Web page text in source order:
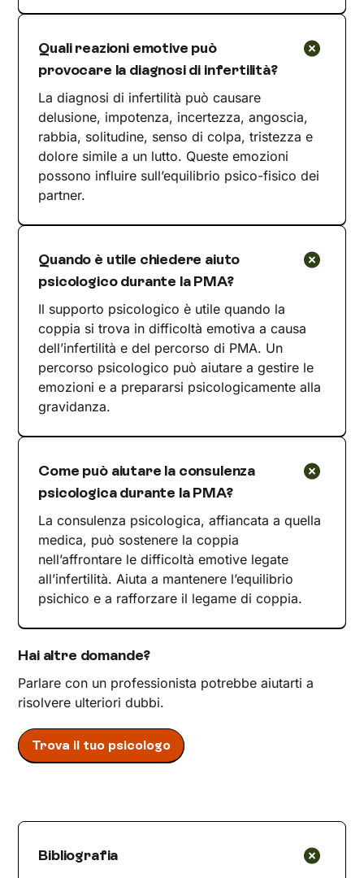
Quali reazioni emotive può
provocare la diagnosi di infertilità?
La diagnosi di infertilità può causare
delusione, impotenza, incertezza, angoscia,
rabbia, solitudine, senso di colpa, tristezza e
dolore simile a un lutto. Queste emozioni
possono influire sull’equilibrio psico-fisico dei
partner.
Quando è utile chiedere aiuto
psicologico durante la PMA?
Il supporto psicologico è utile quando la
coppia si trova in difficoltà emotiva a causa
dell’infertilità e del percorso di PMA. Un
percorso psicologico può aiutare a gestire le
emozioni e a prepararsi psicologicamente alla
gravidanza.
Come può aiutare la consulenza
psicologica durante la PMA?
La consulenza psicologica, affiancata a quella
medica, può sostenere la coppia
nell’affrontare le difficoltà emotive legate
all’infertilità. Aiuta a mantenere l’equilibrio
psichico e a rafforzare il legame di coppia.
Hai altre domande?
Parlare con un professionista potrebbe aiutarti a
risolvere ulteriori dubbi.
Trova il tuo psicologo
Bibliografia